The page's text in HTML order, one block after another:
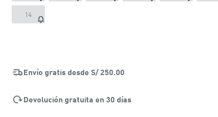
14
Envío gratis desde S/ 250.00
Devolución gratuita en 30 días